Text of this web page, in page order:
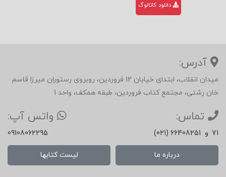
دانلود کاتالوگ
آدرس:
میدان انقلاب، ابتدای خیابان 12 فروردین، روبروی رستوران میرزا قاسم
خان رشتی، مجتمع کتاب فروردین، طبقه همکف، واحد 1
تماس:
(021) 66408251 و 71
واتس آپ:
09108062295
درباره ما لیست کتابها